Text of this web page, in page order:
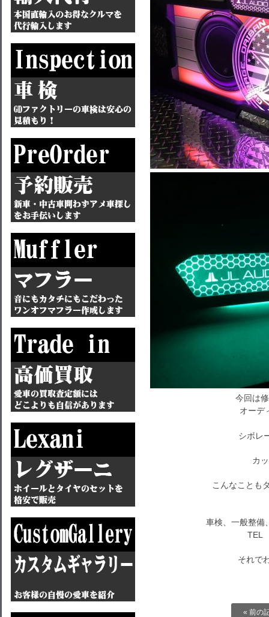
今回は
オーデ
シボレ
カ
こんなことも
車検、一般整備
TEL
それで
« 前の